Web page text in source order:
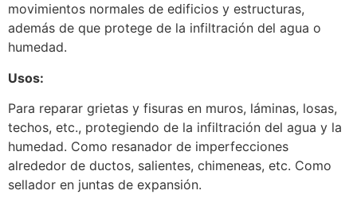
movimientos normales de edificios y estructuras,
además de que protege de la infiltración del agua o
humedad.
Usos:
Para reparar grietas y fisuras en muros, láminas, losas,
techos, etc., protegiendo de la infiltración del agua y la
humedad. Como resanador de imperfecciones
alrededor de ductos, salientes, chimeneas, etc. Como
sellador en juntas de expansión.